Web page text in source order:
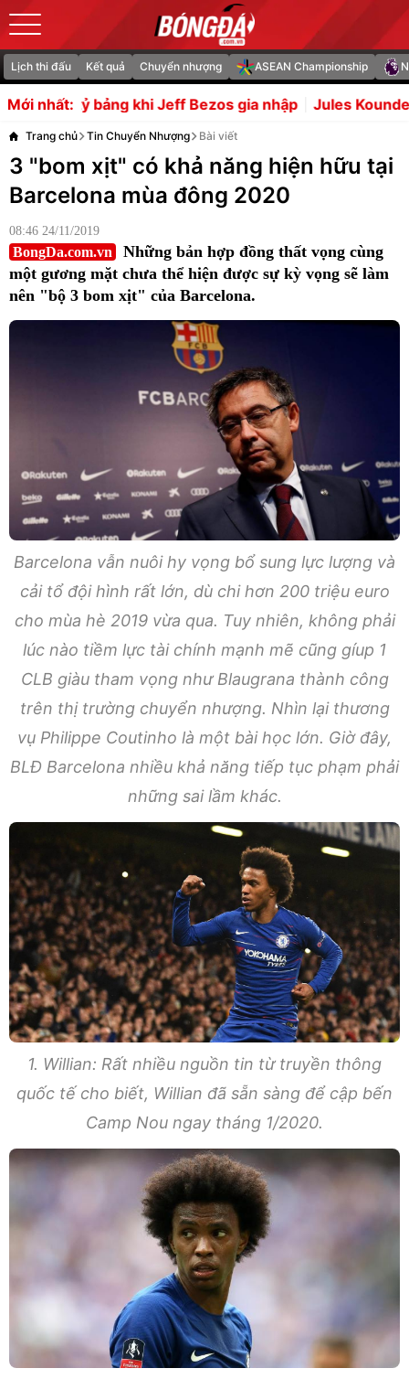
Lịch thi đấu Kết quả Chuyển nhượng ASEAN Championship
Mới nhất:
Jeff Bezos gia nhập Jules Kounde cân nhắc rời Barca
Trang chủ Tin Chuyển Nhượng Bài viết
3 "bom xịt" có khả năng hiện hữu tại
Barcelona mùa đông 2020
08:46 24/11/2019
BongDa.com.vn
Những bản hợp đồng thất vọng cùng
một gương mặt chưa thể hiện được sự kỳ vọng sẽ làm
nên "bộ 3 bom xịt" của Barcelona.
Barcelona vẫn nuôi hy vọng bổ sung lực lượng và
cải tổ đội hình rất lớn, dù chi hơn 200 triệu euro
cho mùa hè 2019 vừa qua. Tuy nhiên, không phải
lúc nào tiềm lực tài chính mạnh mẽ cũng gíup 1
CLB giàu tham vọng như Blaugrana thành công
trên thị trường chuyển nhượng. Nhìn lại thương
vụ Philippe Coutinho là một bài học lớn. Giờ đây,
BLĐ Barcelona nhiều khả năng tiếp tục phạm phải
những sai lầm khác.
1. Willian: Rất nhiều nguồn tin từ truyền thông
quốc tế cho biết, Willian đã sẵn sàng để cập bến
Camp Nou ngay tháng 1/2020.